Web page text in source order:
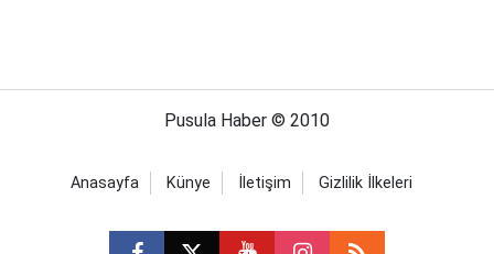
Pusula Haber © 2010
Anasayfa Künye İletişim Gizlilik İlkeleri